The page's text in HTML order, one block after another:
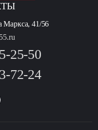
Маркса, 41/56
25-50
72-24